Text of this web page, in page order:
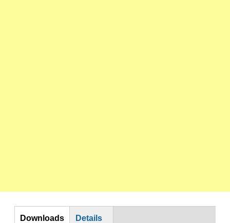
DL
Downloads Details